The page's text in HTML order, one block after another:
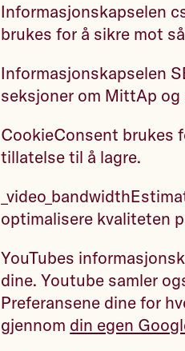
Informasjonskapselen
brukes for å sikre mot
Informasjonskapselen
seksjoner om MittAp og
CookieConsent brukes
tillatelse til å lagre.
optimalisere kvaliteten
YouTubes
dine. Youtube samler
Preferansene dine for
gjennom din egen